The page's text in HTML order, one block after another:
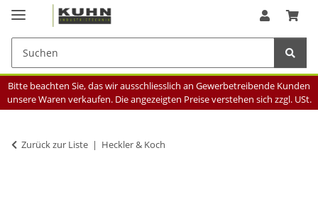
Bitte beachten Sie, das wir ausschliesslich an Gewerbetreibende Kunden
unsere Waren verkaufen. Die angezeigten Preise verstehen sich zzgl. USt.
Zurück zur Liste Heckler & Koch